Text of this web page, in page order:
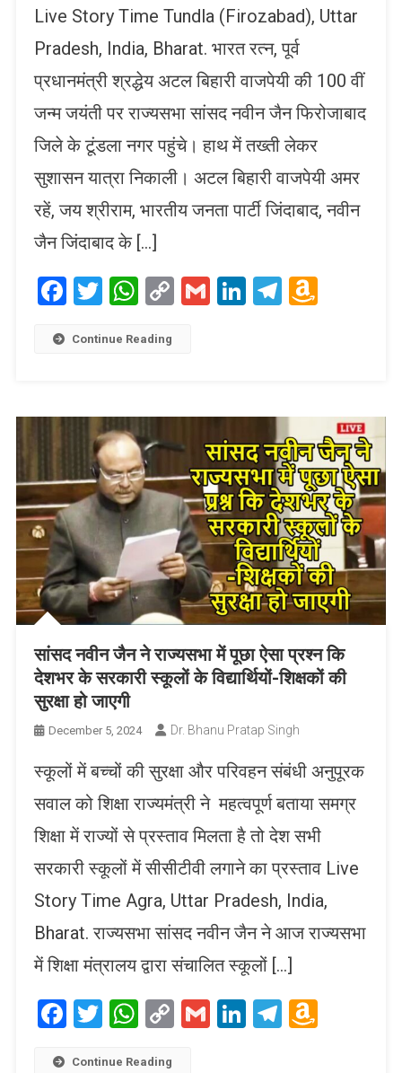
Live Story Time Tundla (Firozabad), Uttar
Pradesh, India, Bharat. भारत रत्न, पूर्व
प्रधानमंत्री श्रद्धेय अटल बिहारी वाजपेयी की 100 वीं
जन्म जयंती पर राज्यसभा सांसद नवीन जैन फिरोजाबाद
जिले के टूंडला नगर पहुंचे। हाथ में तख्ती लेकर
सुशासन यात्रा निकाली। अटल बिहारी वाजपेयी अमर
रहें, जय श्रीराम, भारतीय जनता पार्टी जिंदाबाद, नवीन
जैन जिंदाबाद के […]
Facebook
Twitter
WhatsApp
CopyGmailLinkedIn
Telegram
Continue Reading
सांसद नवीन जैन ने राज्यसभा में पूछा ऐसा प्रश्न कि
देशभर के सरकारी स्कूलों के विद्यार्थियों-शिक्षकों की
सुरक्षा हो जाएगी
December 5, 2024 Dr. Bhanu Pratap Singh
स्कूलों में बच्चों की सुरक्षा और परिवहन संबंधी अनुपूरक
सवाल को शिक्षा राज्यमंत्री ने महत्वपूर्ण बताया समग्र
शिक्षा में राज्यों से प्रस्ताव मिलता है तो देश सभी
सरकारी स्कूलों में सीसीटीवी लगाने का प्रस्ताव Live
Story Time Agra, Uttar Pradesh, India,
Bharat. राज्यसभा सांसद नवीन जैन ने आज राज्यसभा
में शिक्षा मंत्रालय द्वारा संचालित स्कूलों […]
Facebook
Twitter
WhatsApp
CopyGmailLinkedIn
Telegram
Continue Reading